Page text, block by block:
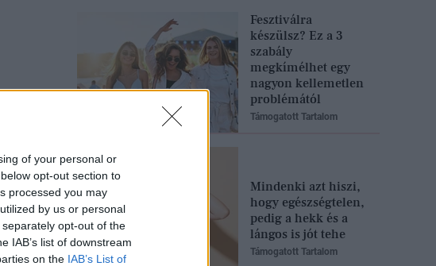
of your personal or
opt-out section to
processed you may
by us or personal
opt-out of the
IAB’s list of downstream
on the IAB’s List of
Fesztiválra
készülsz? Ez a 3
szabály
megkímélhet egy
nagyon kellemetlen
problémától
Támogatott Tartalom
Mindenki azt hiszi,
hogy egészségtelen,
pedig a hekk és a
lángos is jót tehe
Támogatott Tartalom